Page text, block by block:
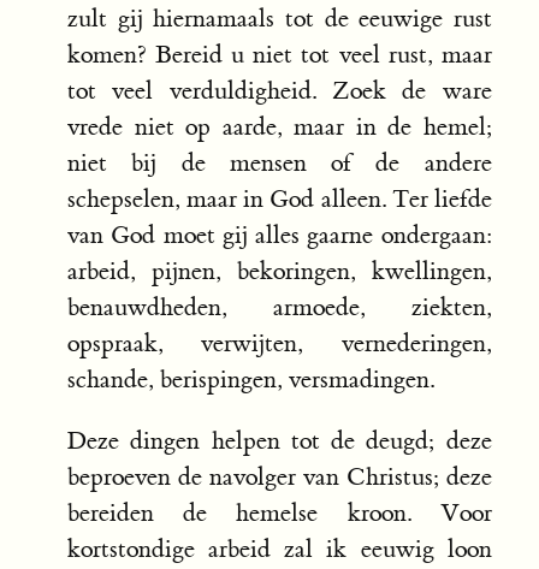
zult gij hiernamaals tot de eeuwige rust
komen? Bereid u niet tot veel rust, maar
tot veel verduldigheid. Zoek de ware
vrede niet op aarde, maar in de hemel;
niet bij de mensen of de andere
schepselen, maar in God alleen. Ter liefde
van God moet gij alles gaarne ondergaan:
arbeid, pijnen, bekoringen, kwellingen,
benauwdheden, armoede, ziekten,
opspraak, verwijten, vernederingen,
schande, berispingen, versmadingen.
Deze dingen helpen tot de deugd; deze
beproeven de navolger van Christus; deze
bereiden de hemelse kroon. Voor
kortstondige arbeid zal ik eeuwig loon